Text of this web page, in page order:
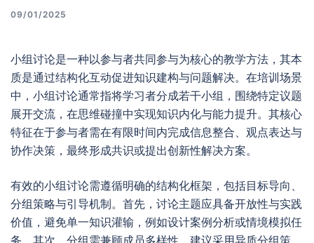
09/01/2025
小组讨论是一种以参与者共同参与为核心的教学方法，其本
质是通过结构化互动促进知识建构与问题解决。在培训场景
中，小组讨论通常指将学习者分成若干小组，围绕特定议题
展开交流，在思维碰撞中实现知识内化与能力提升。其核心
特征在于参与者需在有限时间内完成信息整合、观点表达与
协作决策，最终形成共识或提出创新性解决方案。
有效的小组讨论需遵循明确的结构化框架，包括目标导向、
分组策略与引导机制。首先，讨论主题应具备开放性与实践
价值，避免单一知识灌输，例如设计案例分析或情境模拟任
务。其次，分组需兼顾成员多样性，建议采用异质分组策